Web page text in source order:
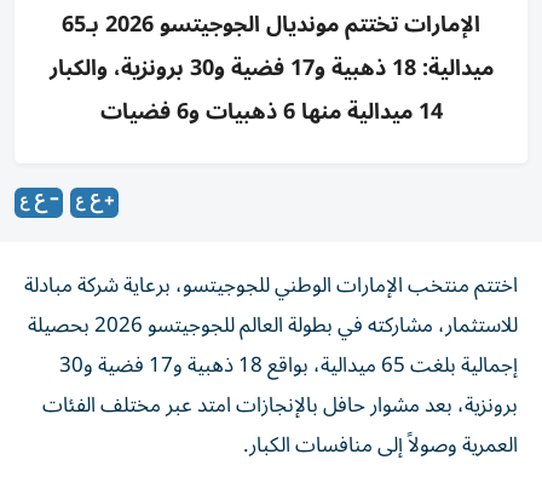
الإمارات تختتم مونديال الجوجيتسو 2026 بـ65
ميدالية: 18 ذهبية و17 فضية و30 برونزية، والكبار
14 ميدالية منها 6 ذهبيات و6 فضيات
اختتم منتخب الإمارات الوطني للجوجيتسو، برعاية شركة مبادلة
للاستثمار، مشاركته في بطولة العالم للجوجيتسو 2026 بحصيلة
إجمالية بلغت 65 ميدالية، بواقع 18 ذهبية و17 فضية و30
برونزية، بعد مشوار حافل بالإنجازات امتد عبر مختلف الفئات
العمرية وصولاً إلى منافسات الكبار.